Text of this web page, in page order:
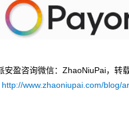
安盈咨询微信：ZhaoNiuPai，转
http://www.zhaoniupai.com/blog/